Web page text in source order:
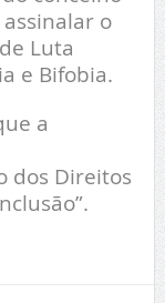
o
Luta
e Bifobia.
a
dos Direitos